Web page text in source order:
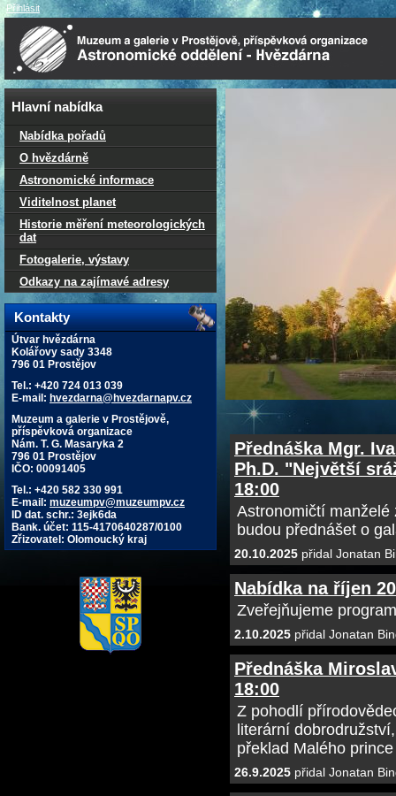
Hlavní nabídka
Nabídka pořadů
O hvězdárně
Astronomické informace
Viditelnost planet
Historie měření meteorologických
dat
Fotogalerie, výstavy
Odkazy na zajímavé adresy
Kontakty
Útvar hvězdárna
Kolářovy sady 3348
796 01 Prostějov
Tel.: +420 724 013 039
E-mail: hvezdarna@hvezdarnapv.cz
Muzeum a galerie v Prostějově,
příspěvková organizace
Nám. T. G. Masaryka 2
796 01 Prostějov
IČO: 00091405
Tel.: +420 582 330 991
E-mail: muzeumpv@muzeumpv.cz
ID dat. schr.: 3ejk6da
Bank. účet: 115-4170640287/0100
Zřizovatel: Olomoucký kraj
Přednáška Mgr.
Ph.D. "Největší
18:00
Astronomičtí manželé
budou přednášet o
20.10.2025 přidal Jonatan
Nabídka na říjen
Zveřejňujeme
2.10.2025 přidal Jonatan
Přednáška
18:00
Z pohodlí
literární
překlad Malého
26.9.2025 přidal Jonatan
Přihlásit